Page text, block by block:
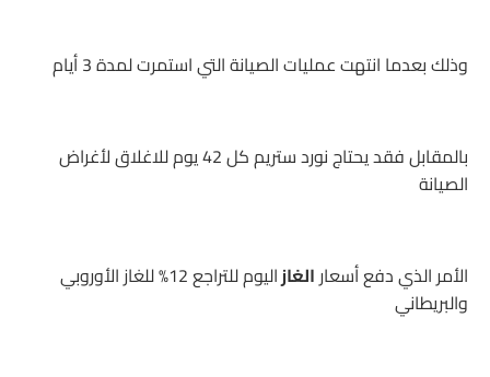
وذلك بعدما انتهت عمليات الصيانة التي استمرت لمدة 3 أيام
بالمقابل فقد يحتاج نورد ستريم كل 42 يوم للاغلاق لأغراض
الصيانة
الأمر الذي دفع أسعارالغاز
اليوم للتراجع 12% للغاز الأوروبي
والبريطاني